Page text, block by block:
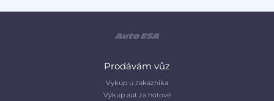
Prodávám vůz
Vykup u zakaznika
Výkup aut za hotové